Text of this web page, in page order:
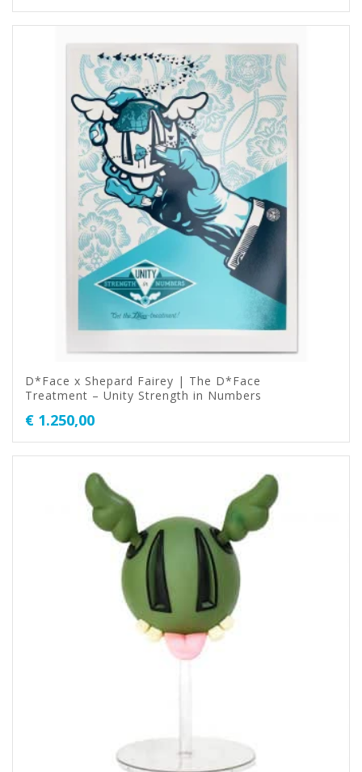
D*Face x Shepard Fairey | The D*Face
Treatment – Unity Strength in Numbers
€ 1.250,00